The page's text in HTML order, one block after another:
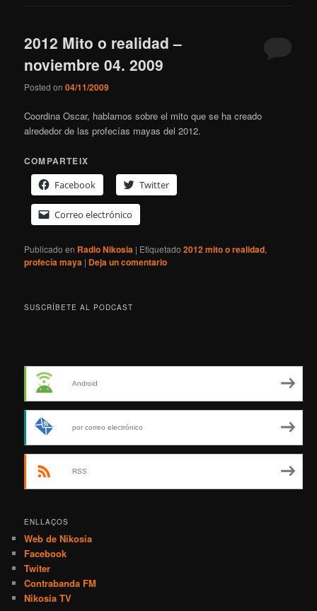
2012 Mito o realidad –
noviembre 04. 2009
Posted on04/11/2009
Coordina Oscar, hablamos sobre el mito que se ha creado
alrededor de las profecías mayas del 2012.
COMPARTEIX
Facebook
Twitter
Correo electrónico
Publicado en Radio Nikosia | Etiquetado 2012 mito o realidad,
profecía maya | Deja un comentario
SUSCRÍBETE AL PODCAST
Android
por correo electrónico
RSS
ENLLAÇOS
Web de Nikosia
Facebook
Twiter
Contrabanda FM
Nikosia TV